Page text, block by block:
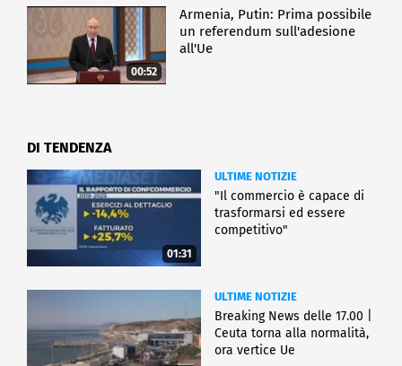
00:52
Armenia, Putin: Prima possibile
un referendum sull'adesione
all'Ue
DI TENDENZA
01:31
ULTIME NOTIZIE
"Il commercio è capace di
trasformarsi ed essere
competitivo"
ULTIME NOTIZIE
Breaking News delle 17.00 |
Ceuta torna alla normalità,
ora vertice Ue